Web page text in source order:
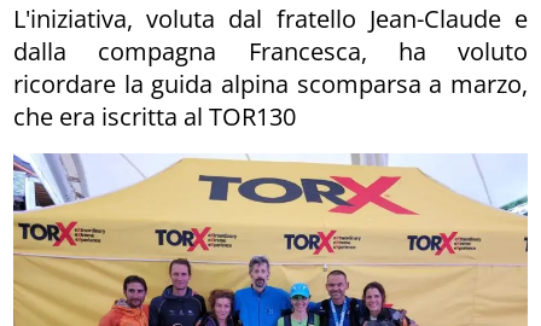
L'iniziativa, voluta dal fratello Jean-Claude e
dalla compagna Francesca, ha voluto
ricordare la guida alpina scomparsa a marzo,
che era iscritta al TOR130